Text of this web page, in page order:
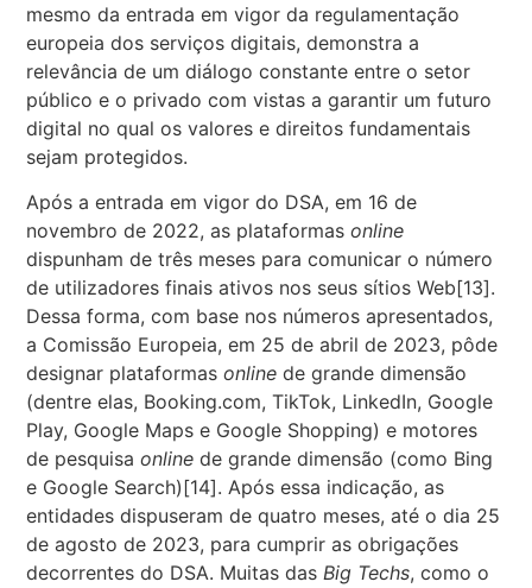
mesmo da entrada em vigor da regulamentação
europeia dos serviços digitais, demonstra a
relevância de um diálogo constante entre o setor
público e o privado com vistas a garantir um futuro
digital no qual os valores e direitos fundamentais
sejam protegidos.
Após a entrada em vigor do DSA, em 16 de
novembro de 2022,as plataformasonline
dispunham de três meses para comunicar o número
de utilizadores finais ativos nos seus sítios Web[13].
Dessa forma, com base nos números apresentados,
a Comissão Europeia, em 25 de abril de 2023, pôde
designar plataformasonline de grande dimensão
(dentre elas, Booking.com, TikTok, LinkedIn, Google
Play, Google Maps e Google Shopping) e motores
de pesquisaonline de grande dimensão (como Bing
e Google Search) [14]. Após essa indicação, as
entidades dispuseram de quatro meses, até o dia 25
de agosto de 2023, para cumprir as obrigações
decorrentes do DSA. Muitas dasBig Techs, como o